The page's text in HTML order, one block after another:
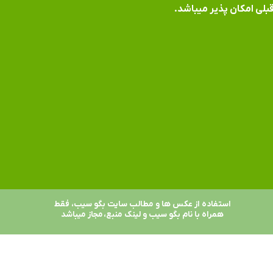
امکان پذیر میباشد.
استفاده از عکس ها و مطالب سایت بگو سیب، فقط
همراه با نام بگو سیب و لینک منبع، مجاز میباشد